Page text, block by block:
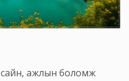
сайн, ажлын боломж